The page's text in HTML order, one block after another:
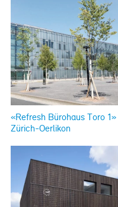
«Refresh Bürohaus Toro 1»
Zürich-Oerlikon